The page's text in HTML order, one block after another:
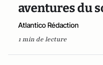
aventures du
Atlantico Rédaction
1 min de lecture